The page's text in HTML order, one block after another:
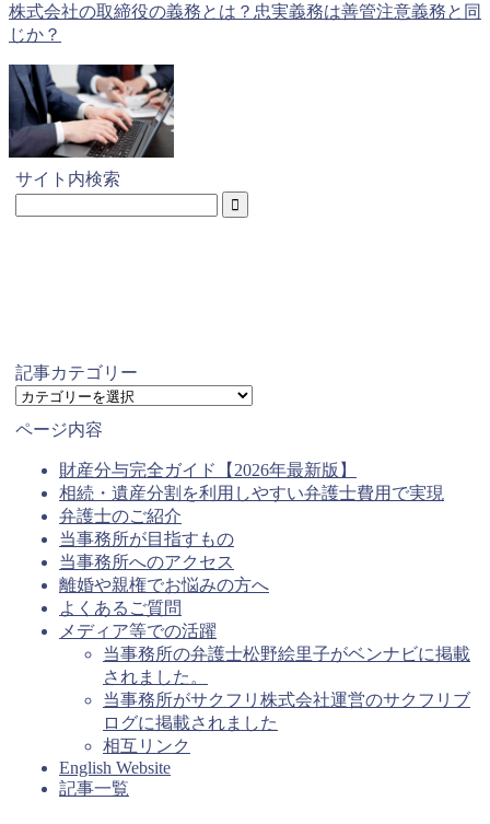
株式会社の取締役の義務とは？忠実義務は善管注意義務と同
じか？
サイト内検索
記事カテゴリー
記
カ
ページ内容
財産分与完全ガイド【2026年最新版】
相続・遺産分割を利用しやすい弁護士費用で実現
弁護士のご紹介
当事務所が目指すもの
当事務所へのアクセス
離婚や親権でお悩みの方へ
よくあるご質問
メディア等での活躍
当事務所の弁護士松野絵里子がベンナビに掲載
されました。
当事務所がサクフリ株式会社運営のサクフリブ
ログに掲載されました
相互リンク
English Website
記事一覧